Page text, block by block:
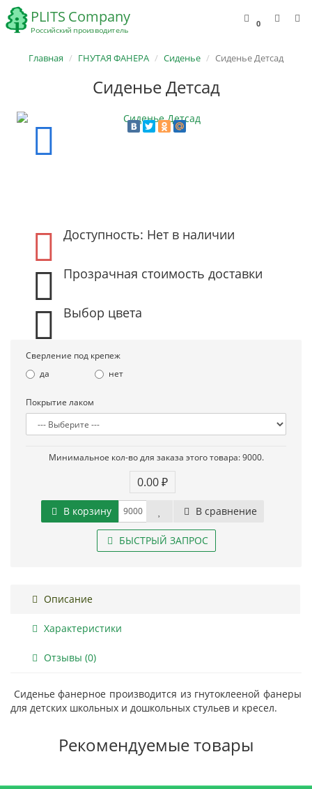
0
Главная ГНУТАЯ ФАНЕРА Сиденье Сиденье Детсад
Сиденье Детсад
Доступность: Нет в наличии
Прозрачная стоимость доставки
Выбор цвета
Сверление под крепеж
да
нет
Покрытие лаком
Минимальное кол-во для заказа этого товара: 9000.
0.00 ₽
В корзину В сравнение
БЫСТРЫЙ ЗАПРОС
Описание
Характеристики
Отзывы (0)
Сиденье фанерное производится из гнутоклееной фанеры
для детских школьных и дошкольных стульев и кресел.
Рекомендуемые товары